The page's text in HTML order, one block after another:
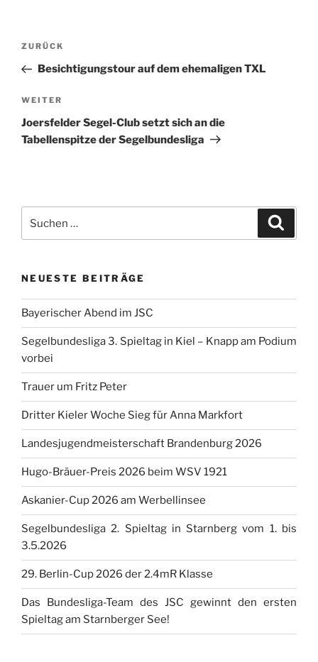
Beitragsnavigation
Vorheriger
Beitrag
ZURÜCK
Besichtigungstour auf dem ehemaligen TXL
Nächster
Beitrag
WEITER
Joersfelder Segel-Club setzt sich an die
Tabellenspitze der Segelbundesliga
nach:
NEUESTE BEITRÄGE
Bayerischer Abend im JSC
Segelbundesliga 3. Spieltag in Kiel – Knapp am Podium
vorbei
Trauer um Fritz Peter
Dritter Kieler Woche Sieg für Anna Markfort
Landesjugendmeisterschaft Brandenburg 2026
Hugo-Bräuer-Preis 2026 beim WSV 1921
Askanier-Cup 2026 am Werbellinsee
Segelbundesliga 2. Spieltag in Starnberg vom 1. bis
3.5.2026
29. Berlin-Cup 2026 der 2.4mR Klasse
Das Bundesliga-Team des JSC gewinnt den ersten
Spieltag am Starnberger See!